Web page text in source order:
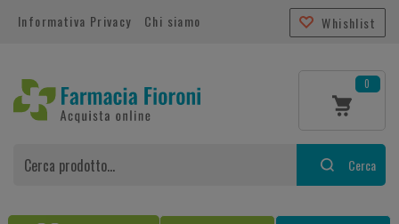
Informativa Privacy Chi siamo Whishlist
0
Cerca